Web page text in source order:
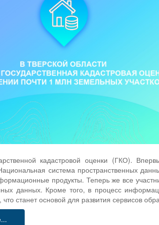
кадастровой оценки (ГКО).
система пространственных
продукты. Теперь же все
данных. Кроме того, в процесс
станет основой для развития сервисов